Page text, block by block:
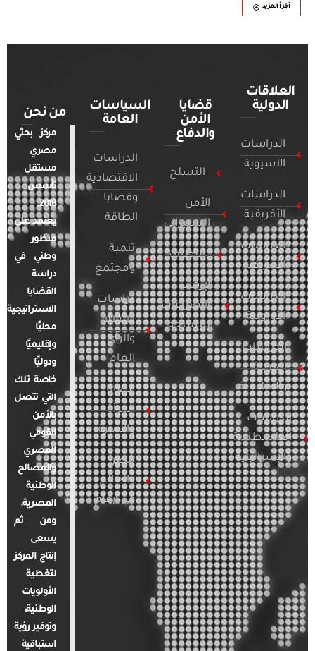
أقرأ المزيد
العلاقات
الدولية
الدراسات
الآسيوية
الدراسات
الأفريقية
الدراسات
الأمريكية
الدراسات
الأوروبية
الدراسات
العربية
والإقليمية
الدراسات
الفلسطينية
والإسرائيلية
قضايا
الأمن
والدفاع
التسلح
الأمن
السيبراني
التطرف
الإرهاب
والصراعات
المسلحة
السياسات
العامة
الدراسات
الاقتصادية
وقضايا
الطاقة
تنمية
ومجتمع
دراسات
الإعلام
والرأي
العام
قضايا
المرأة
والأسرة
مصر
والعالم
في أرقام
من نحن
مركز بحثي
مصري
مستقل
تأسس
2018.
يعتمد على
منظور
وطني في
دراسة
القضايا
الاستراتيجية
محليًا
وإقليميًا
ودوليًا
خاصة تلك
التي تتصل
بالأمن
القومي
المصري
والمصالح
الوطنية
المصرية.
ومن ثم
يسعى
إنتاج المركز
لتغطية
الأولويات
الوطنية،
وتوفير رؤية
استباقية